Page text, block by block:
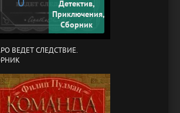
Детектив,
Приключения,
Сборник
ВЕДЕТ СЛЕДСТВИЕ.